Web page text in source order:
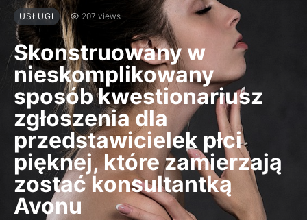
USŁUGI 207 views
Skonstruowany w
nieskomplikowany
sposób kwestionariusz
zgłoszenia dla
przedstawicielek płci
pięknej, które zamierzają
zostać konsultantką
Avonu